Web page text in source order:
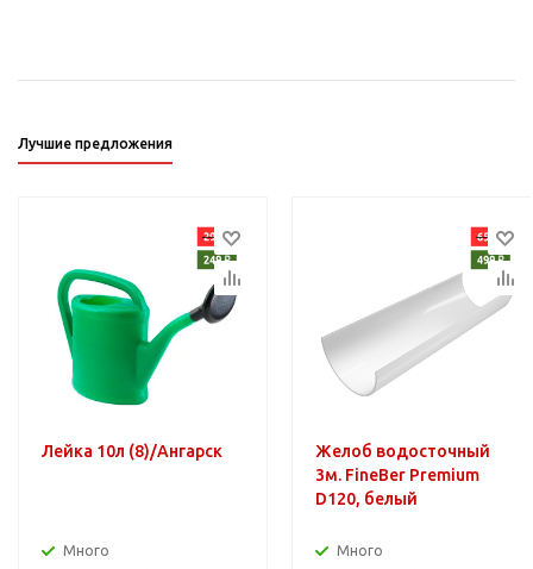
Лучшие предложения
Лейка 10л (8)/Ангарск
Много
Желоб водосточный
3м. FineBer Premium
D120, белый
Много